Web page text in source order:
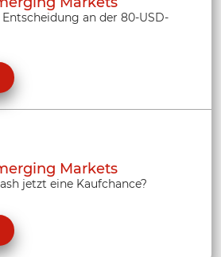
Entscheidung an der 80-USD-
Markets
jetzt eine Kaufchance?